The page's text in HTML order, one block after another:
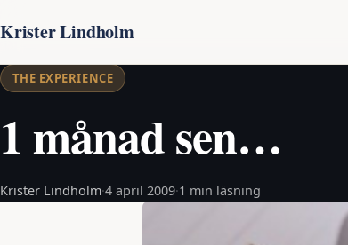
Krister Lindholm
THE EXPERIENCE
1 månad sen…
Krister Lindholm·4 april 2009·1 min läsning